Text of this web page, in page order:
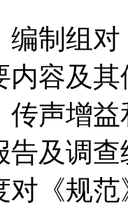
制组对
内容及
传声增
告及调
对《规